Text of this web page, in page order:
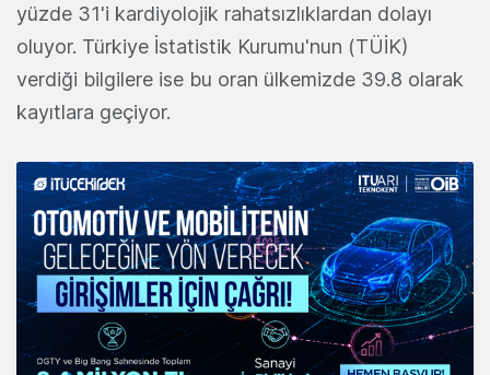
yüzde 31'i kardiyolojik rahatsızlıklardan dolayı
oluyor. Türkiye İstatistik Kurumu'nun (TÜİK)
verdiği bilgilere ise bu oran ülkemizde 39.8 olarak
kayıtlara geçiyor.